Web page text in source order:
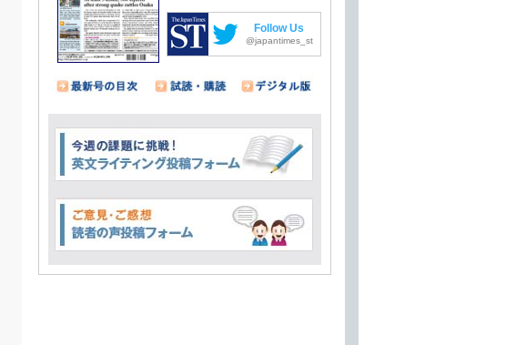
Follow Us
@japantimes_st